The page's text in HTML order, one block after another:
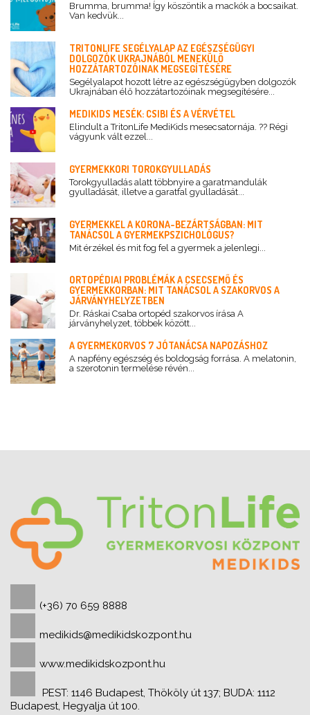
Brumma, brumma! Így köszöntik a mackók a bocsaikat.
Van kedvük...
TRITONLIFE SEGÉLYALAP AZ EGÉSZSÉGÜGYI
DOLGOZÓK UKRAJNÁBÓL MENEKÜLŐ
HOZZÁTARTOZÓINAK MEGSEGÍTÉSÉRE
Segélyalapot hozott létre az egészségügyben dolgozók
Ukrajnában élő hozzátartozóinak megsegítésére...
MEDIKIDS MESÉK: CSIBI ÉS A VÉRVÉTEL
Elindult a TritonLife MediKids mesecsatornája. ?? Régi
vágyunk vált ezzel...
GYERMEKKORI TOROKGYULLADÁS
Torokgyulladás alatt többnyire a garatmandulák
gyulladását, illetve a garatfal gyulladását...
GYERMEKKEL A KORONA-BEZÁRTSÁGBAN: MIT
TANÁCSOL A GYERMEKPSZICHOLÓGUS?
Mit érzékel és mit fog fel a gyermek a jelenlegi...
ORTOPÉDIAI PROBLÉMÁK A CSECSEMŐ ÉS
GYERMEKKORBAN: MIT TANÁCSOL A SZAKORVOS A
JÁRVÁNYHELYZETBEN
Dr. Ráskai Csaba ortopéd szakorvos írása A
járványhelyzet, többek között...
A GYERMEKORVOS 7 JÓTANÁCSA NAPOZÁSHOZ
A napfény egészség és boldogság forrása. A melatonin,
a szerotonin termelése révén...
(+36) 70 659 8888
medikids@medikidskozpont.hu
www.medikidskozpont.hu
PEST: 1146 Budapest, Thököly út 137; BUDA: 1112
Budapest, Hegyalja út 100.